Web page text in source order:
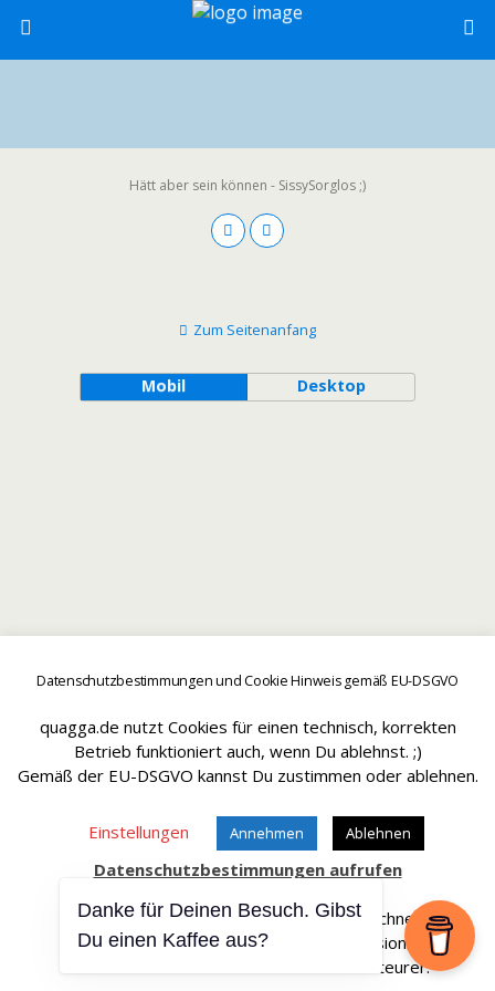
Hätt aber sein können - SissySorglos ;)
Datenschutzbestimmungen und Cookie Hinweis gemäß EU-DSGVO
quagga.de nutzt Cookies für einen technisch, korrekten
Betrieb funktioniert auch, wenn Du ablehnst. ;)
Gemäß der EU-DSGVO kannst Du zustimmen oder ablehnen.
Einstellungen Annehmen Ablehnen
Datenschutzbestimmungen aufrufen
Affiliate Links sind mit einem * gekennteichnet.
Wir erhalten bei einem Kauf eine Provision.
Die Artikel werden für Dich dadurch nicht teurer.
Zum Seitenanfang
Mobil Desktop
Danke für Deinen Besuch. Gibst
Du einen Kaffee aus?